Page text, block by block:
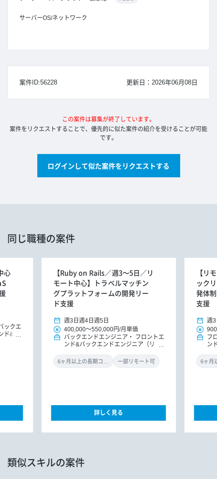
サーバーOS/ネットワーク
更新日：2026年06月08日
案件ID:56228
この案件は募集が終了しています。
案件をリクエストすることで、優先的に似た案件の紹介を受けることが可能
です。
ログインして似た案件をリクエストする
同じ職種の案件
心
ックエ
ド&バ
【Ruby on Rails／週3～5日／リ
モート中心】トラベルマッチン
グプラットフォームの開発リー
ド支援
週3日 週4日 週5日
400,000～550,000円/月単価
バックエンドエンジニア
フロントエ
ンド&バックエンドエンジニア（リー
一部リモート可
詳しく見る
【リ
ック
発体
支援
週3
フ
ン
ニ
類似スキルの案件